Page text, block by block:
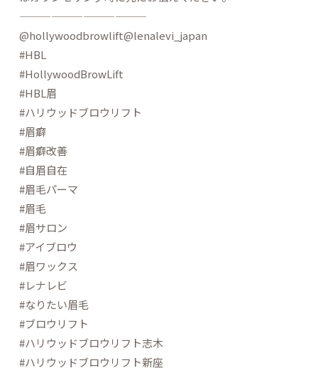
————————————
@hollywoodbrowlift@lenalevi_japan
#HBL
#HollywoodBrowLift
#HBL眉
#ハリウッドブロウリフト
#眉癖
#眉癖改善
#自眉自在
#眉毛パーマ
#眉毛
#眉サロン
#アイブロウ
#眉ワックス
#レナレビ
#なりたい眉毛
#ブロウリフト
#ハリウッドブロウリフト志木
#ハリウッドブロウリフト新座